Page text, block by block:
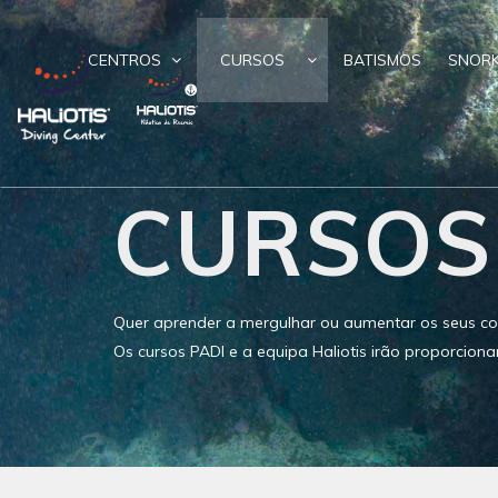
CENTROS CURSOS BATISMOS
CURSOS
Quer aprender a mergulhar ou aumentar os seus
Os cursos PADI e a equipa Haliotis irão